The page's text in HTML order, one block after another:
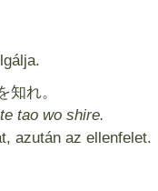
れ。
tao wo shire.
azután az ellenfelet.